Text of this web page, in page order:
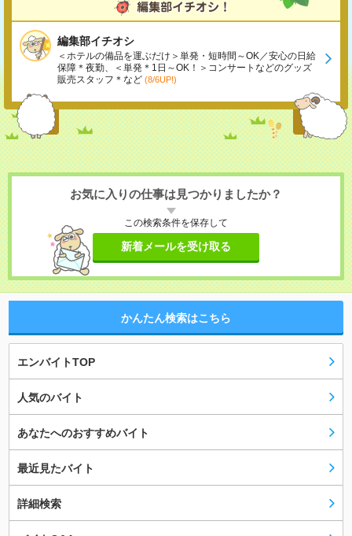
編集部イチオシ
＜ホテルの備品を運ぶだけ＞単発・短時間～OK／安心の日給
保障＊夜勤、＜単発＊1日～OK！＞コンサートなどのグッズ
販売スタッフ＊など (8/6UP!)
お気に入りの仕事は見つかりましたか？
この検索条件を保存して
新着メールを受け取る
かんたん検索はこちら
エンバイトTOP
人気のバイト
あなたへのおすすめバイト
最近見たバイト
詳細検索